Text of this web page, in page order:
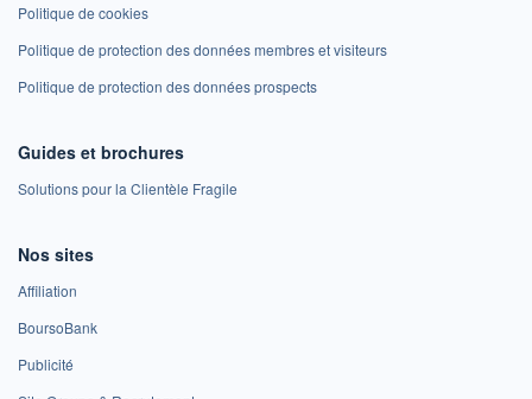
Politique de cookies
Politique de protection des données membres et visiteurs
Politique de protection des données prospects
Guides et brochures
Solutions pour la Clientèle Fragile
Nos sites
Affiliation
BoursoBank
Publicité